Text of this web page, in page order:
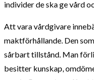
individer de ska ge vård
Att vara vårdgivare
maktförhållande. Den
sårbart tillstånd. Man
besitter kunskap,